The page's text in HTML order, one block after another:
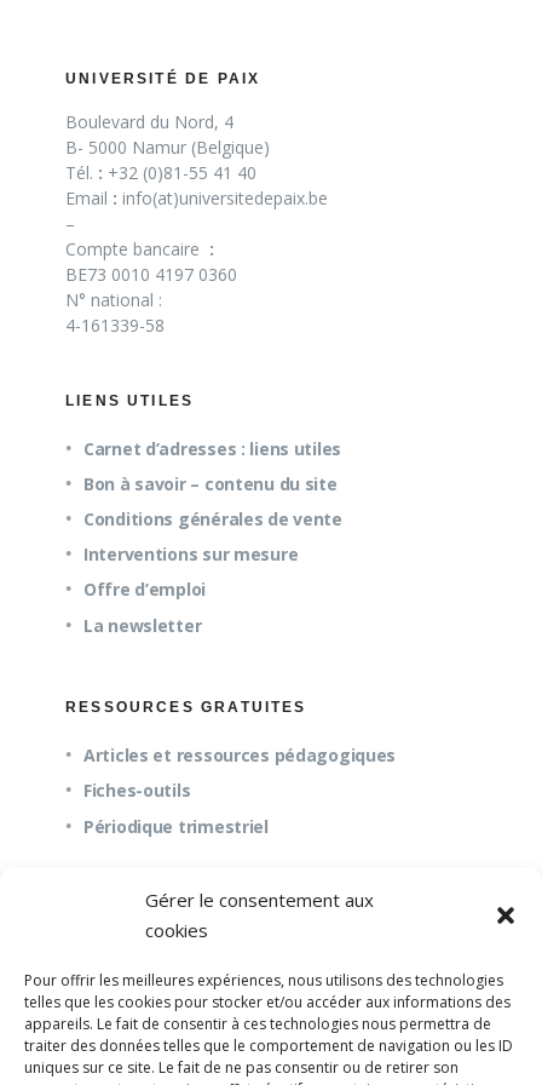
Gérer le consentement aux
cookies
Pour offrir les meilleures expériences, nous utilisons des technologies
telles que les cookies pour stocker et/ou accéder aux informations des
appareils. Le fait de consentir à ces technologies nous permettra de
traiter des données telles que le comportement de navigation ou les ID
uniques sur ce site. Le fait de ne pas consentir ou de retirer son
UNIVERSITÉ DE PAIX
Boulevard du Nord, 4
B- 5000 Namur (Belgique)
Tél. : +32 (0)81-55 41 40
Email : info(at)universitedepaix.be
–
Compte bancaire :
BE73 0010 4197 0360
N° national :
4-161339-58
LIENS UTILES
Carnet d’adresses : liens utiles
Bon à savoir – contenu du site
Conditions générales de vente
Interventions sur mesure
Offre d’emploi
La newsletter
RESSOURCES GRATUITES
Articles et ressources pédagogiques
Fiches-outils
Périodique trimestriel
QUESTIONS FRÉQUENTES
Questions fréquentes (FAQ)
Mission et pédagogie